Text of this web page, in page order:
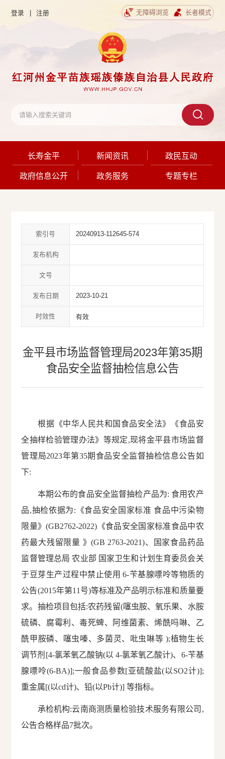
登录 | 注册 无障碍浏览 长者模式
长寿金平 新闻资讯 政民互动
政府信息公开 政务服务 专题专栏
索引号 20240913-112645-574
发布机构
文号
发布日期 2023-10-21
时效性 有效
金平县市场监督管理局2023年第35期
食品安全监督抽检信息公告
根据《中华人民共和国食品安全法》《食品安
全抽样检验管理办法》等规定,现将金平县市场监督
管理局2023年第35期食品安全监督抽检信息公告如
下:
本期公布的食品安全监督抽检产品为: 食用农产
品,抽检依据为: 《食品安全国家标准 食品中污染物
限量》(GB2762-2022)《食品安全国家标准食品中农
药最大残留限量 》(GB 2763-2021)、国家食品药品
监督管理总局 农业部 国家卫生和计划生育委员会关
于豆芽生产过程中禁止使用 6-苄基腺嘌呤等物质的
公告(2015年第11号)等标准及产品明示标准和质量要
求。抽检项目包括:农药残留(噻虫胺、氧乐果、水胺
硫磷、腐霉利、毒死蜱、阿维菌素、 烯酰吗啉、 乙
酰甲胺磷、 噻虫嗪、多菌灵、吡虫 啉等 );植物生长
调节剂[4-氯苯氧乙酸钠(以 4-氯苯氧乙酸计)、6-苄基
腺嘌呤(6-BA)];一般食品参数[亚硫酸盐(以SO2计)];
重金属[(以cd计)、铅(以Pb计)] 等指标。
承检机构:云南商测质量检验技术服务有限公司,
公告合格样品7批次。